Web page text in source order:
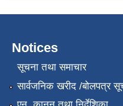
Notices
सूचना तथा समाचार
सार्वजनिक खरीद /बोलपत्र